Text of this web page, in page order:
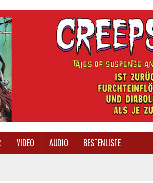
VIDEO AUDIO BESTENLISTE